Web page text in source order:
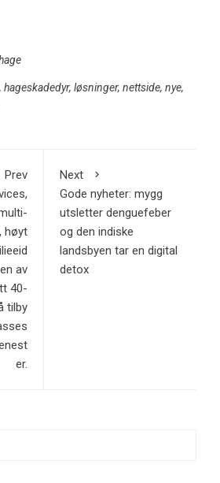
, hageskadedyr, løsninger, nettside, nye,
Prev
høyt
av
40-
tilby
er.
Next
Gode ​​nyheter: mygg
utsletter denguefeber
og den indiske
landsbyen tar en digital
detox